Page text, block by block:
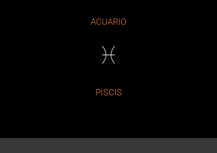
ACUARIO
PISCIS